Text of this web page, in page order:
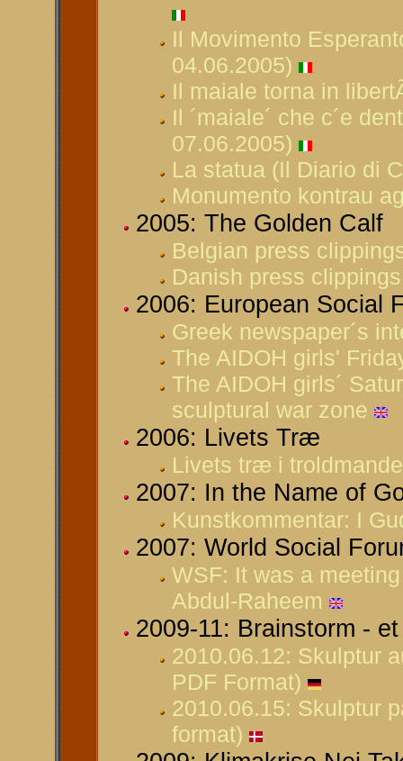
Il Movimento
04.06.2005)
Il maiale torna in
Il ´maiale´ che c´e
07.06.2005)
La statua (Il Diario di
Monumento kontrau
2005: The Golden Calf
Belgian press
Danish press clippings
2006: European Social
Greek newspaper´s
The AIDOH girls'
The AIDOH girls´
sculptural war zone
2006: Livets Træ
Livets træ i
2007: In the Name of
Kunstkommentar: I
2007: World Social
WSF: It was a
Abdul-Raheem
2009-11: Brainstorm -
2010.06.12: Skulptur
PDF Format)
2010.06.15: Skulptur
format)